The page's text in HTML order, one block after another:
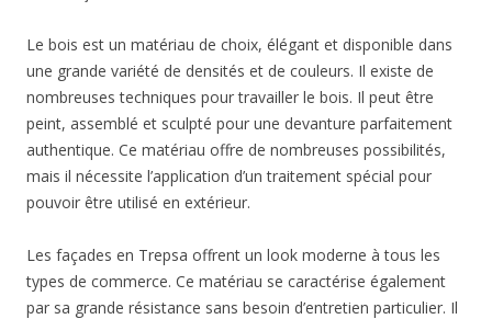
Le bois est un matériau de choix, élégant et disponible dans
une grande variété de densités et de couleurs. Il existe de
nombreuses techniques pour travailler le bois. Il peut être
peint, assemblé et sculpté pour une devanture parfaitement
authentique. Ce matériau offre de nombreuses possibilités,
mais il nécessite l’application d’un traitement spécial pour
pouvoir être utilisé en extérieur.
Les façades en Trepsa offrent un look moderne à tous les
types de commerce. Ce matériau se caractérise également
par sa grande résistance sans besoin d’entretien particulier. Il